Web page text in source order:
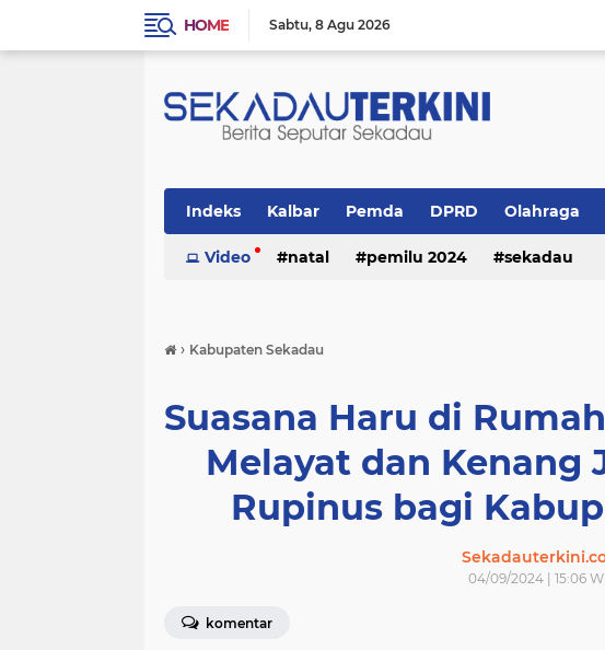
HOME Sabtu 8 Agu 2026
Indeks Kalbar Pemda DPRD Olahraga
Politik Religi
Video natal pemilu 2024 sekadau
› Kabupaten Sekadau
Suasana Haru di
Melayat dan Kenang
Rupinus bagi
04/09/2024 | 15:06
komentar